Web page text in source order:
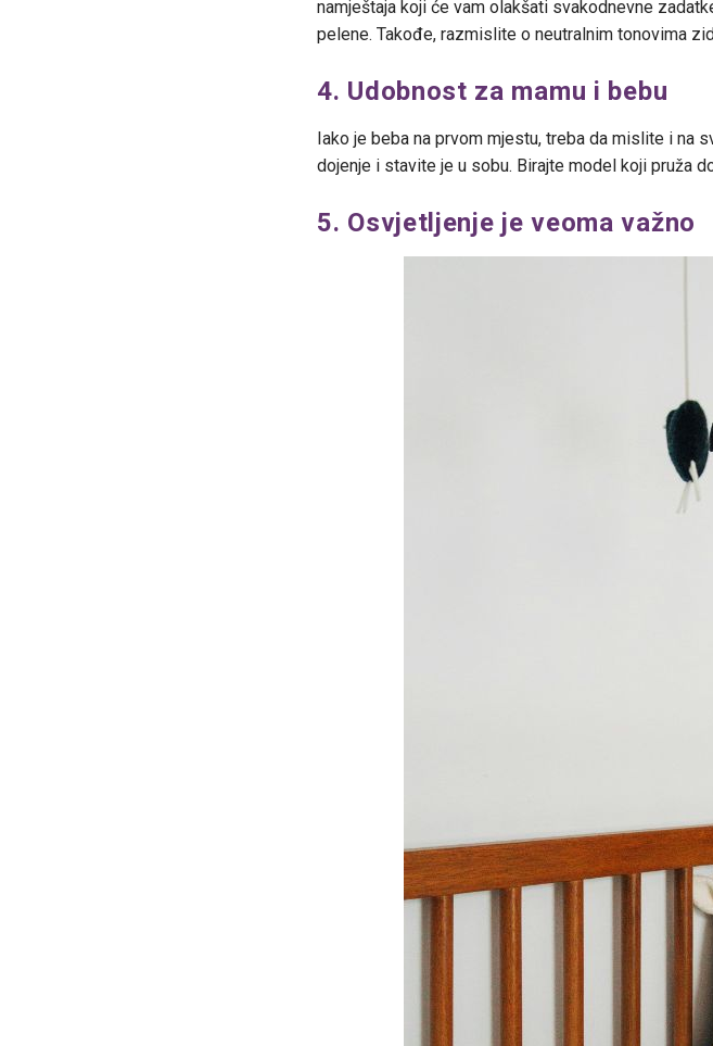
namještaja koji će vam olakšati svakodnevne
pelene. Takođe, razmislite o neutralnim tonovima
4. Udobnost za mamu i bebu
Iako je beba na prvom mjestu, treba da mislite i na
dojenje i stavite je u sobu. Birajte model koji pruža
5. Osvjetljenje je veoma važno